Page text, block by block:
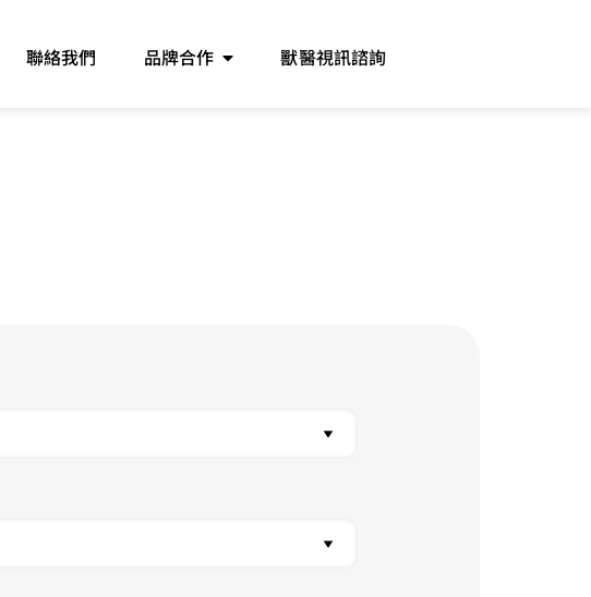
聯絡我們 品牌合作 獸醫視訊諮詢